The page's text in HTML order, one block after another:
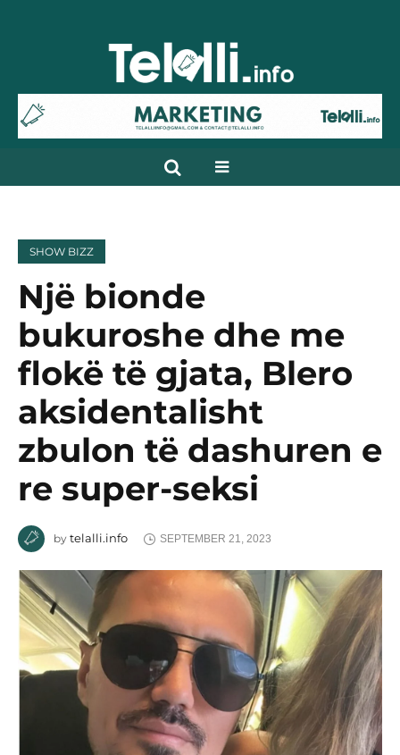
SHOW BIZZ
Një bionde
bukuroshe dhe me
flokë të gjata, Blero
aksidentalisht
zbulon të dashuren e
re super-seksi
by telalli.info SEPTEMBER 21, 2023